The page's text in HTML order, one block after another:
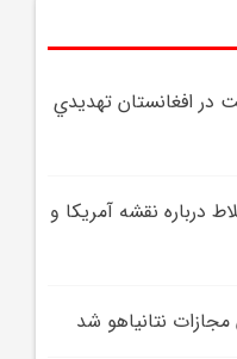
تروريست در افغانستان تهديدي
درباره نقشه آمريکا و
نتانياهو شد